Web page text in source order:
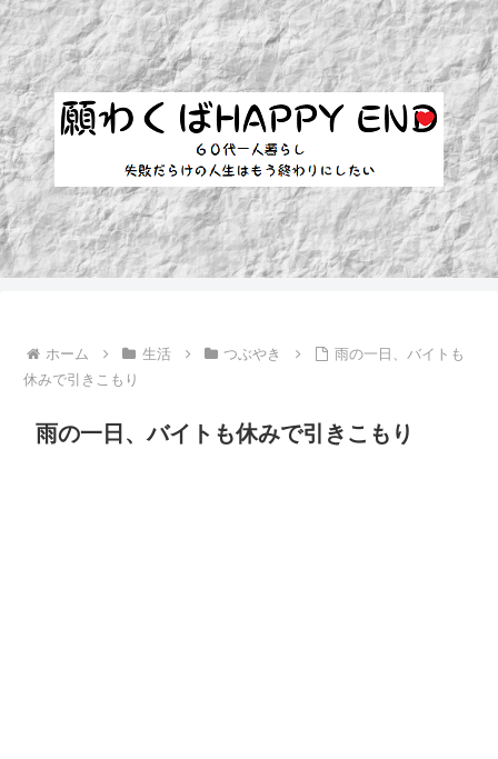
ホーム 生活 つぶやき
雨の一日、バイトも
休みで引きこもり
雨の一日、バイトも休みで引きこもり